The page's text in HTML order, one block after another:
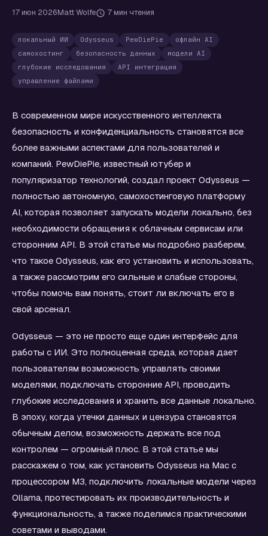
17 июн 2026Matt Wolfe 7 мин чтения
локальный ИИ Odysseus PewDiePie
офлайн AI
самохостинг
безопасность данных
модели AI
глубокие исследования
API интеграция
управление файлами
В современном мире искусственного интеллекта
безопасность и конфиденциальность становятся все
более важными аспектами для пользователей и
компаний. PewDiePie, известный ютубер и
популяризатор технологий, создал проект Odysseus —
полностью автономную, самохостинговую платформу
AI, которая позволяет запускать модели локально, без
необходимости обращения к облачным сервисам или
сторонним API. В этой статье мы подробно разберем,
что такое Odysseus, как его установить и использовать,
а также рассмотрим его сильные и слабые стороны,
чтобы помочь вам понять, стоит ли включать его в
свой арсенал.
Odysseus — это не просто еще один интерфейс для
работы с ИИ. Это полноценная среда, которая дает
пользователям возможность управлять своими
моделями, подключать сторонние API, проводить
глубокие исследования и хранить все данные локально.
В эпоху, когда утечки данных и цензура становятся
обычным делом, возможность держать все под
контролем — огромный плюс. В этой статье мы
расскажем о том, как установить Odysseus на Mac с
процессором M3, подключить локальные модели через
Ollama, протестировать их производительность и
функциональность, а также поделимся практическими
советами и выводами.